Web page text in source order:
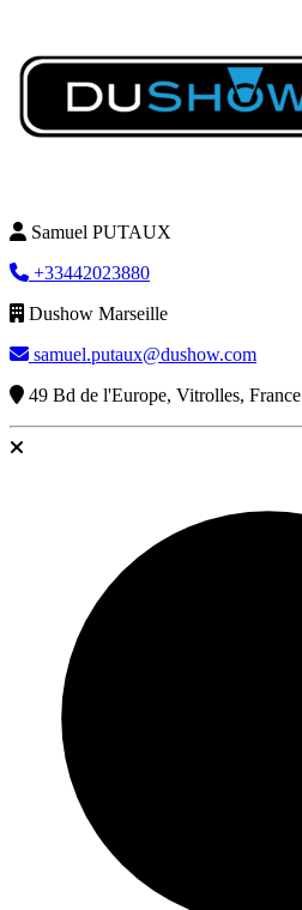
Samuel PUTAUX
+33442023880
Dushow Marseille
samuel.putaux@dushow.com
49 Bd de l'Europe, Vitrolles, France